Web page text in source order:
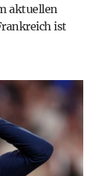
aktuellen
ist